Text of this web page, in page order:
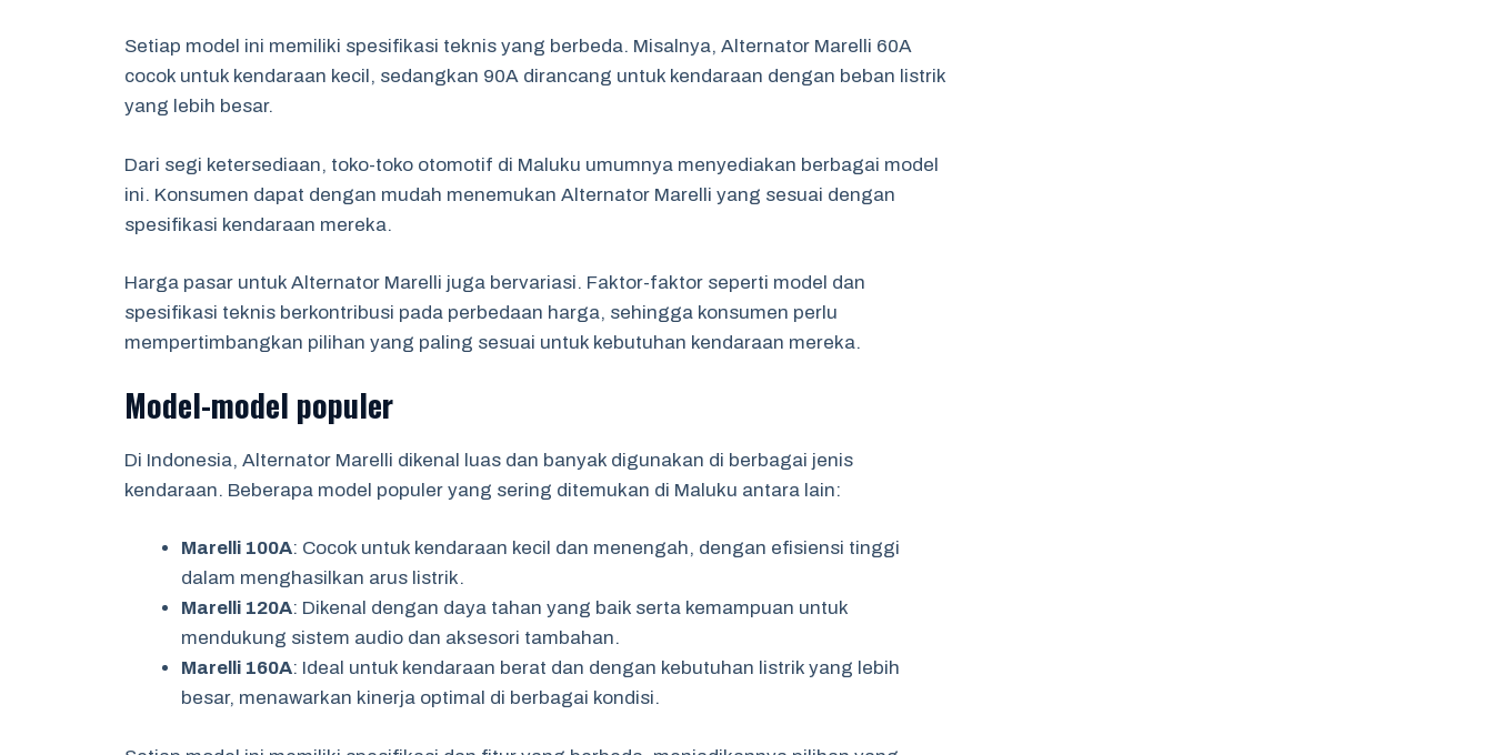
Setiap model ini memiliki spesifikasi teknis yang berbeda. Misalnya, Alternator Marelli 60A
cocok untuk kendaraan kecil, sedangkan 90A dirancang untuk kendaraan dengan beban listrik
yang lebih besar.
Dari segi ketersediaan, toko-toko otomotif di Maluku umumnya menyediakan berbagai model
ini. Konsumen dapat dengan mudah menemukan Alternator Marelli yang sesuai dengan
spesifikasi kendaraan mereka.
Harga pasar untuk Alternator Marelli juga bervariasi. Faktor-faktor seperti model dan
spesifikasi teknis berkontribusi pada perbedaan harga, sehingga konsumen perlu
mempertimbangkan pilihan yang paling sesuai untuk kebutuhan kendaraan mereka.
Model-model populer
Di Indonesia, Alternator Marelli dikenal luas dan banyak digunakan di berbagai jenis
kendaraan. Beberapa model populer yang sering ditemukan di Maluku antara lain:
Marelli 100A: Cocok untuk kendaraan kecil dan menengah, dengan efisiensi tinggi
dalam menghasilkan arus listrik.
Marelli 120A: Dikenal dengan daya tahan yang baik serta kemampuan untuk
mendukung sistem audio dan aksesori tambahan.
Marelli 160A: Ideal untuk kendaraan berat dan dengan kebutuhan listrik yang lebih
besar, menawarkan kinerja optimal di berbagai kondisi.